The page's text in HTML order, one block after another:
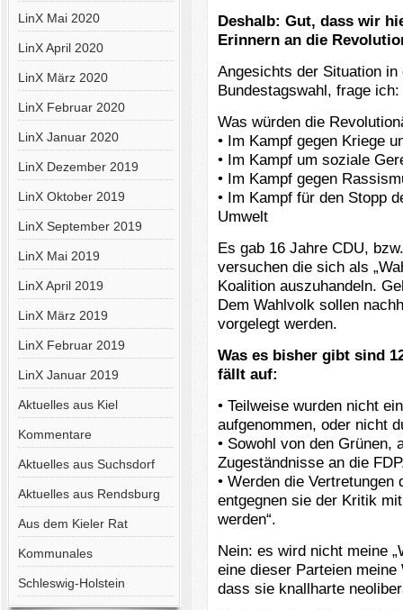
LinX Mai 2020
LinX April 2020
LinX März 2020
LinX Februar 2020
LinX Januar 2020
LinX Dezember 2019
LinX Oktober 2019
LinX September 2019
LinX Mai 2019
LinX April 2019
LinX März 2019
LinX Februar 2019
LinX Januar 2019
Aktuelles aus Kiel
Kommentare
Aktuelles aus Suchsdorf
Aktuelles aus Rendsburg
Aus dem Kieler Rat
Kommunales
Schleswig-Holstein
Deshalb: Gut, dass wir
Erinnern an die
Angesichts der Situation
Bundestagswahl, frage ich:
Was würden die
• Im Kampf gegen Kriege
• Im Kampf um soziale
• Im Kampf gegen
• Im Kampf für den Stopp
Umwelt
Es gab 16 Jahre CDU,
versuchen die sich als
Koalition auszuhandeln.
Dem Wahlvolk sollen
vorgelegt werden.
Was es bisher gibt sind
fällt auf:
• Teilweise wurden nicht
aufgenommen, oder nicht
• Sowohl von den Grünen,
Zugeständnisse an die
• Werden die
entgegnen sie der Kritik
werden“.
Nein: es wird nicht meine
eine dieser Parteien
dass sie knallharte